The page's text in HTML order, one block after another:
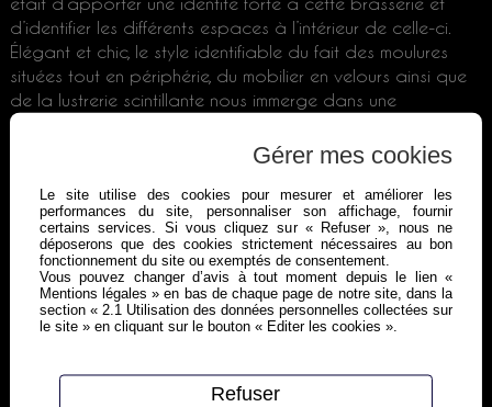
d’identifier les différents espaces à l’intérieur de celle-ci.
Élégant et chic, le style identifiable du fait des moulures
situées tout en périphérie, du mobilier en velours ainsi que
de la lustrerie scintillante nous immerge dans une
atmosphère réconfortante et douce. Le bar de plus de 10
mètres de long a été traité comme un élément à part
chaleureuse, une piste en inox brossé souligné par un listel
en verre fluté opale.
La moquette délimite et met en évidence l’espace
restaurant. Elle contribue au traitement acoustique
accentué par les dalles situées sous le plafond.
Gérer mes cookies
Le site utilise des cookies pour mesurer et améliorer les
performances du site, personnaliser son affichage, fournir
certains services. Si vous cliquez sur « Refuser », nous ne
déposerons que des cookies strictement nécessaires au bon
fonctionnement du site ou exemptés de consentement.
Vous pouvez changer d’avis à tout moment depuis le lien «
Mentions légales » en bas de chaque page de notre site, dans la
section « 2.1 Utilisation des données personnelles collectées sur
le site » en cliquant sur le bouton « Editer les cookies ».
Refuser